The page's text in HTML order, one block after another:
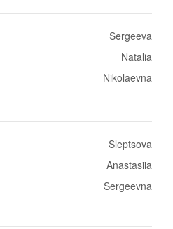
Sergeeva
Natalia
Nikolaevna
Sleptsova
Anastasiia
Sergeevna